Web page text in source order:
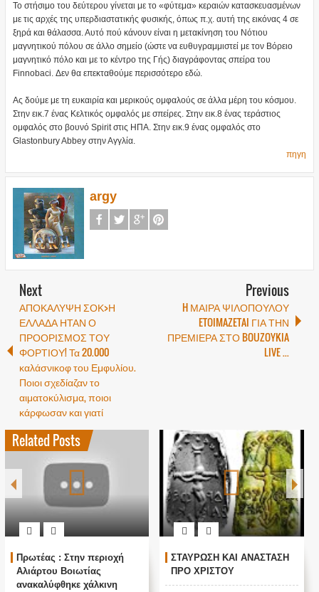
Το στήσιμο του δεύτερου γίνεται με το «φύτεμα» κεραιών κατασκευασμένων
με τις αρχές της υπερδιαστατικής φυσικής, όπως π.χ. αυτή της εικόνας 4 σε
ξηρά και θάλασσα. Αυτό πού κάνουν είναι η μετακίνηση του Νότιου
μαγνητικού πόλου σε άλλο σημείο (ώστε να ευθυγραμμιστεί με τον Βόρειο
μαγνητικό πόλο και με το κέντρο της Γής) διαγράφοντας σπείρα του
Finnobaci. Δεν θα επεκταθούμε περισσότερο εδώ.
Ας δούμε με τη ευκαιρία και μερικούς ομφαλούς σε άλλα μέρη του κόσμου.
Στην εικ.7 ένας Κελτικός ομφαλός με σπείρες. Στην εικ.8 ένας τεράστιος
ομφαλός στο βουνό Spirit στις ΗΠΑ. Στην εικ.9 ένας ομφαλός στο
Glastonbury Abbey στην Αγγλία.
πηγη
argy
Next
ΑΠΟΚΑΛΥΨΗ ΣΟΚ>Η
ΕΛΛΑΔΑ ΗΤΑΝ Ο
ΠΡΟΟΡΙΣΜΟΣ ΤΟΥ
ΦΟΡΤΙΟΥ! Τα 20.000
καλάσνικοφ του Εμφυλίου.
Ποιοι σχεδίαζαν το
αιματοκύλισμα, ποιοι
κάρφωσαν και γιατί
Previous
H ΜΑΙΡΑ ΨΙΛΟΠΟΥΛΟΥ
ETOIMAZETAI ΓΙΑ ΤΗΝ
ΠΡΕΜΙΕΡΑ ΣΤΟ BOUZOYKIA
LIVE ...
Related Posts
Πρωτέας : Στην περιοχή
Αλιάρτου Βοιωτίας
ανακαλύφθηκε χάλκινη
ΣΤΑΥΡΩΣΗ ΚΑΙ ΑΝΑΣΤΑΣΗ
ΠΡΟ ΧΡΙΣΤΟΥ